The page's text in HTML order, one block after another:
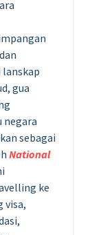
gua
negara
sebagai
National
ke
visa,